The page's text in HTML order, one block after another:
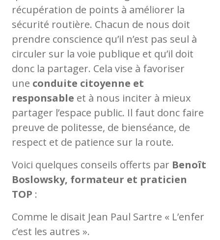
récupération de points à améliorer la
sécurité routière. Chacun de nous doit
prendre conscience qu’il n’est pas seul à
circuler sur la voie publique et qu’il doit
donc la partager. Cela vise à favoriser
une conduite citoyenne et
responsable et à nous inciter à mieux
partager l’espace public. Il faut donc faire
preuve de politesse, de bienséance, de
respect et de patience sur la route.
Voici quelques conseils offerts par Benoît
Boslowsky, formateur et praticien
TOP :
Comme le disait Jean Paul Sartre « L’enfer
c’est les autres ».